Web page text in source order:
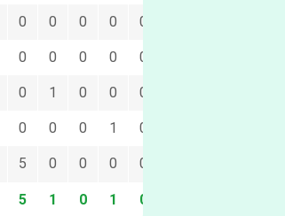
0 0 0 0 0
0 0 0 0 0
0 1 0 0 0
0 0 0 1 0
5 0 0 0 0
5 1 0 1 0